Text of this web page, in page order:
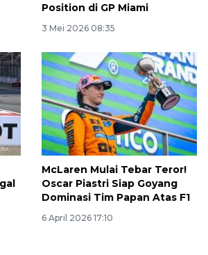
Position di GP Miami
3 Mei 2026 08:35
McLaren Mulai Tebar Teror!
Oscar Piastri Siap Goyang
Dominasi Tim Papan Atas F1
6 April 2026 17:10